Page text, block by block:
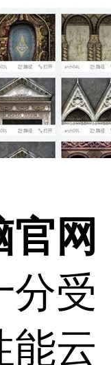
官网
分受
能云